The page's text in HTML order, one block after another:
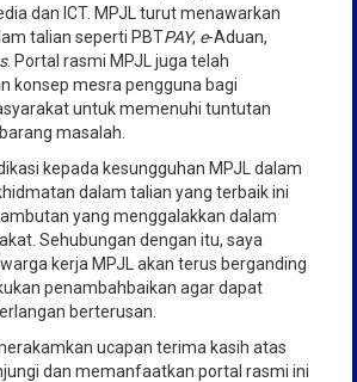
dan ICT. MPJL turut menawarkan
talian seperti PBTPAY, e-Aduan,
. Portal rasmi MPJL juga telah
konsep mesra pengguna bagi
untuk memenuhi tuntutan
masalah.
kepada kesungguhan MPJL dalam
dalam talian yang terbaik ini
yang menggalakkan dalam
Sehubungan dengan itu, saya
kerja MPJL akan terus berganding
penambahbaikan agar dapat
berterusan.
ucapan terima kasih atas
dan memanfaatkan portal rasmi ini